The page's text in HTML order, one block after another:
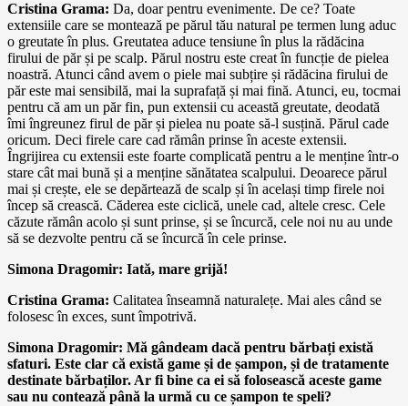
Cristina Grama: Da, doar pentru evenimente. De ce? Toate
extensiile care se montează pe părul tău natural pe termen lung aduc
o greutate în plus. Greutatea aduce tensiune în plus la rădăcina
firului de păr și pe scalp. Părul nostru este creat în funcție de pielea
noastră. Atunci când avem o piele mai subțire și rădăcina firului de
păr este mai sensibilă, mai la suprafață și mai fină. Atunci, eu, tocmai
pentru că am un păr fin, pun extensii cu această greutate, deodată
îmi îngreunez firul de păr și pielea nu poate să-l susțină. Părul cade
oricum. Deci firele care cad rămân prinse în aceste extensii.
Îngrijirea cu extensii este foarte complicată pentru a le menține într-o
stare cât mai bună și a menține sănătatea scalpului. Deoarece părul
mai și crește, ele se depărtează de scalp și în același timp firele noi
încep să crească. Căderea este ciclică, unele cad, altele cresc. Cele
căzute rămân acolo și sunt prinse, și se încurcă, cele noi nu au unde
să se dezvolte pentru că se încurcă în cele prinse.
Simona Dragomir: Iată, mare grijă!
Cristina Grama: Calitatea înseamnă naturalețe. Mai ales când se
folosesc în exces, sunt împotrivă.
Simona Dragomir: Mă gândeam dacă pentru bărbați există
sfaturi. Este clar că există game și de șampon, și de tratamente
destinate bărbaților. Ar fi bine ca ei să folosească aceste game
sau nu contează până la urmă cu ce șampon te speli?